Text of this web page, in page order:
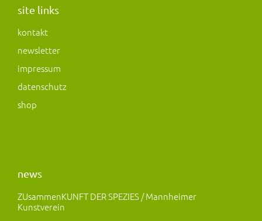
a
r
a
m
b
o
k
site links
kontakt
newsletter
impressum
datenschutz
shop
news
ZUsammenKUNFT DER SPEZIES / Mannheimer
Kunstverein